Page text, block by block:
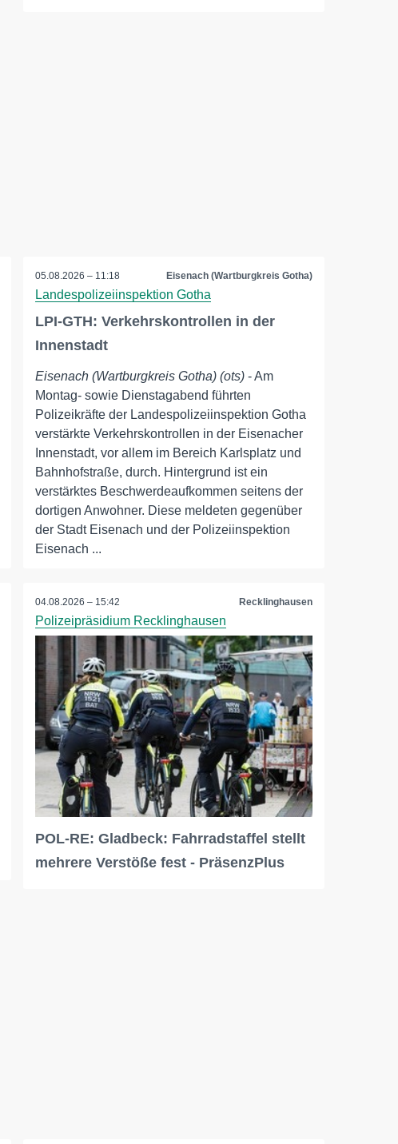
05.08.2026 – 11:18 Eisenach (Wartburgkreis Gotha)
Landespolizeiinspektion Gotha
LPI-GTH: Verkehrskontrollen in der
Innenstadt
Eisenach (Wartburgkreis Gotha) (ots) - Am
Montag- sowie Dienstagabend führten
Polizeikräfte der Landespolizeiinspektion Gotha
verstärkte Verkehrskontrollen in der Eisenacher
Innenstadt, vor allem im Bereich Karlsplatz und
Bahnhofstraße, durch. Hintergrund ist ein
verstärktes Beschwerdeaufkommen seitens der
dortigen Anwohner. Diese meldeten gegenüber
der Stadt Eisenach und der Polizeiinspektion
Eisenach ...
04.08.2026 – 15:42 Recklinghausen
Polizeipräsidium Recklinghausen
POL-RE: Gladbeck: Fahrradstaffel stellt
mehrere Verstöße fest - PräsenzPlus